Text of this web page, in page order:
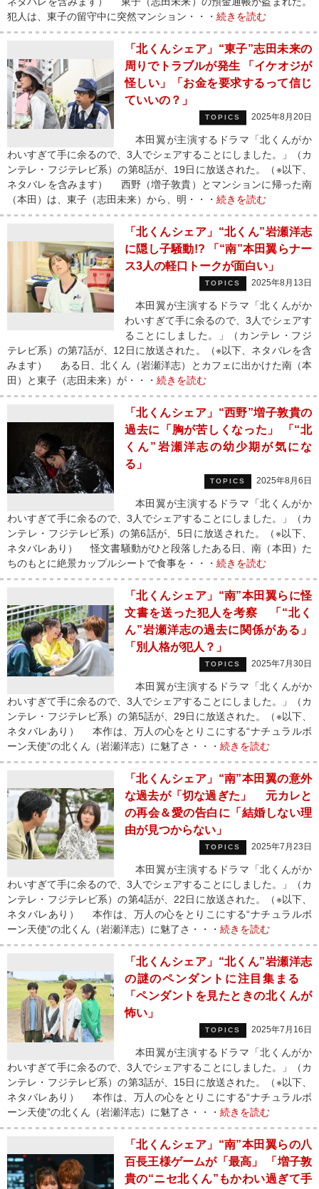
犯人は、東子の留守中に突然マンション・・・ 続きを読む
「北くんシェア」“東子”志田未来の
周りでトラブルが発生 「イケオジが
怪しい」「お金を要求するって信じ
ていいの？」
TOPICS 2025年8月20日
本田翼が主演するドラマ「北くんがか
わいすぎて手に余るので、3人でシェアすることにしました。」（カ
ンテレ・フジテレビ系）の第8話が、19日に放送された。（※以下、
ネタバレを含みます） 西野（増子敦貴）とマンションに帰った南
（本田）は、東子（志田未来）から、明・・・ 続きを読む
「北くんシェア」“北くん”岩瀬洋志
に隠し子騒動!? 「“南”本田翼らナー
ス3人の軽口トークが面白い」
TOPICS 2025年8月13日
本田翼が主演するドラマ「北くんがか
わいすぎて手に余るので、3人でシェアす
ることにしました。」（カンテレ・フジ
テレビ系）の第7話が、12日に放送された。（※以下、ネタバレを含
みます） ある日、北くん（岩瀬洋志）とカフェに出かけた南（本
田）と東子（志田未来）が・・・ 続きを読む
「北くんシェア」“西野”増子敦貴の
過去に「胸が苦しくなった」 「“北
くん”岩瀬洋志の幼少期が気にな
る」
TOPICS 2025年8月6日
本田翼が主演するドラマ「北くんがか
わいすぎて手に余るので、3人でシェアすることにしました。」（カ
ンテレ・フジテレビ系）の第6話が、5日に放送された。（※以下、
ネタバレあり） 怪文書騒動がひと段落したある日、南（本田）た
ちのもとに絶景カップルシートで食事を・・・ 続きを読む
「北くんシェア」“南”本田翼らに怪
文書を送った犯人を考察 「“北く
ん”岩瀬洋志の過去に関係がある」
「別人格が犯人？」
TOPICS 2025年7月30日
本田翼が主演するドラマ「北くんがか
わいすぎて手に余るので、3人でシェアすることにしました。」（カ
ンテレ・フジテレビ系）の第5話が、29日に放送された。（※以下、
ネタバレあり） 本作は、万人の心をとりこにする“ナチュラルボ
ーン天使”の北くん（岩瀬洋志）に魅了さ・・・ 続きを読む
「北くんシェア」“南”本田翼の意外
な過去が「切な過ぎた」 元カレと
の再会＆愛の告白に「結婚しない理
由が見つからない」
TOPICS 2025年7月23日
本田翼が主演するドラマ「北くんがか
わいすぎて手に余るので、3人でシェアすることにしました。」（カ
ンテレ・フジテレビ系）の第4話が、22日に放送された。（※以下、
ネタバレあり） 本作は、万人の心をとりこにする“ナチュラルボ
ーン天使”の北くん（岩瀬洋志）に魅了さ・・・ 続きを読む
「北くんシェア」“北くん”岩瀬洋志
の謎のペンダントに注目集まる
「ペンダントを見たときの北くんが
怖い」
TOPICS 2025年7月16日
本田翼が主演するドラマ「北くんがか
わいすぎて手に余るので、3人でシェアすることにしました。」（カ
ンテレ・フジテレビ系）の第3話が、15日に放送された。（※以下、
ネタバレあり） 本作は、万人の心をとりこにする“ナチュラルボ
ーン天使”の北くん（岩瀬洋志）に魅了さ・・・ 続きを読む
「北くんシェア」“南”本田翼らの八
百長王様ゲームが「最高」 「増子敦
貴の“ニセ北くん”もかわい過ぎて手